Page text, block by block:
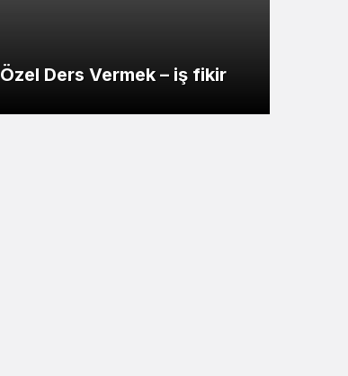
Özel Ders Vermek – iş fikir